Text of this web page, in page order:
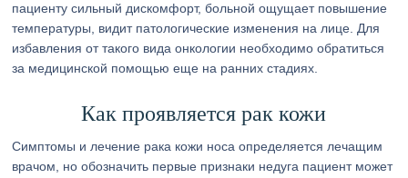
пациенту сильный дискомфорт, больной ощущает повышение
температуры, видит патологические изменения на лице. Для
избавления от такого вида онкологии необходимо обратиться
за медицинской помощью еще на ранних стадиях.
Как проявляется рак кожи
Симптомы и лечение рака кожи носа определяется лечащим
врачом, но обозначить первые признаки недуга пациент может